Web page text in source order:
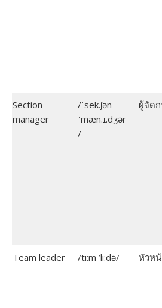
Section
manager
/ˈsek.ʃən
ˈmæn.ɪ.dʒər
/
ผู้จัด
Team leader
/ti:m ’li:də/ หัวห